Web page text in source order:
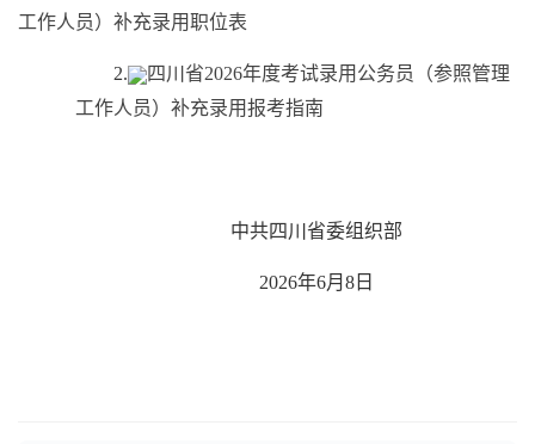
工作人员）补充录用职位表
2.
四川省2026年度考试录用公务员（参照管理
工作人员）补充录用报考指南
中共四川省委组织部
2026年6月8日